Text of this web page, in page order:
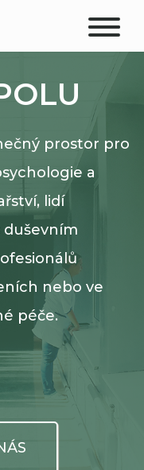
prostor pro
a
lidí
duševním
nebo ve
péče.